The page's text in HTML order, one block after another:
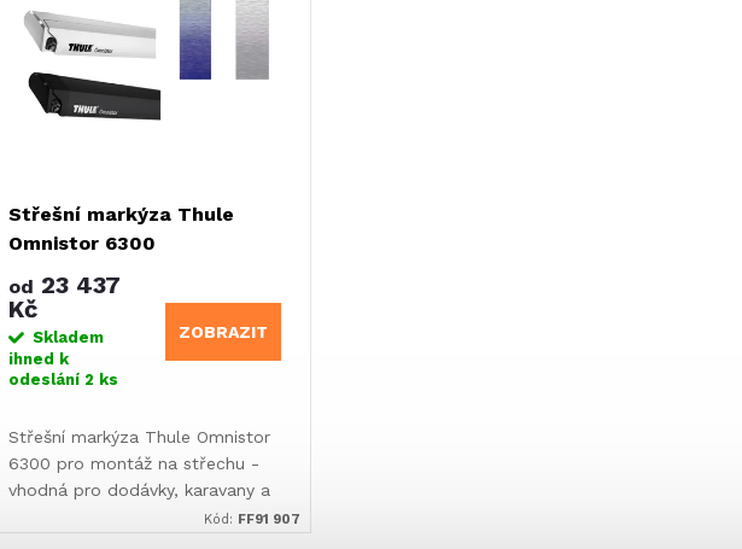
Střešní markýza Thule
Omnistor 6300
od 23 437
Kč
Skladem
ihned k
odeslání 2 ks
ZOBRAZIT
Střešní markýza Thule Omnistor
6300 pro montáž na střechu -
vhodná pro dodávky, karavany a
Kód: FF91 907